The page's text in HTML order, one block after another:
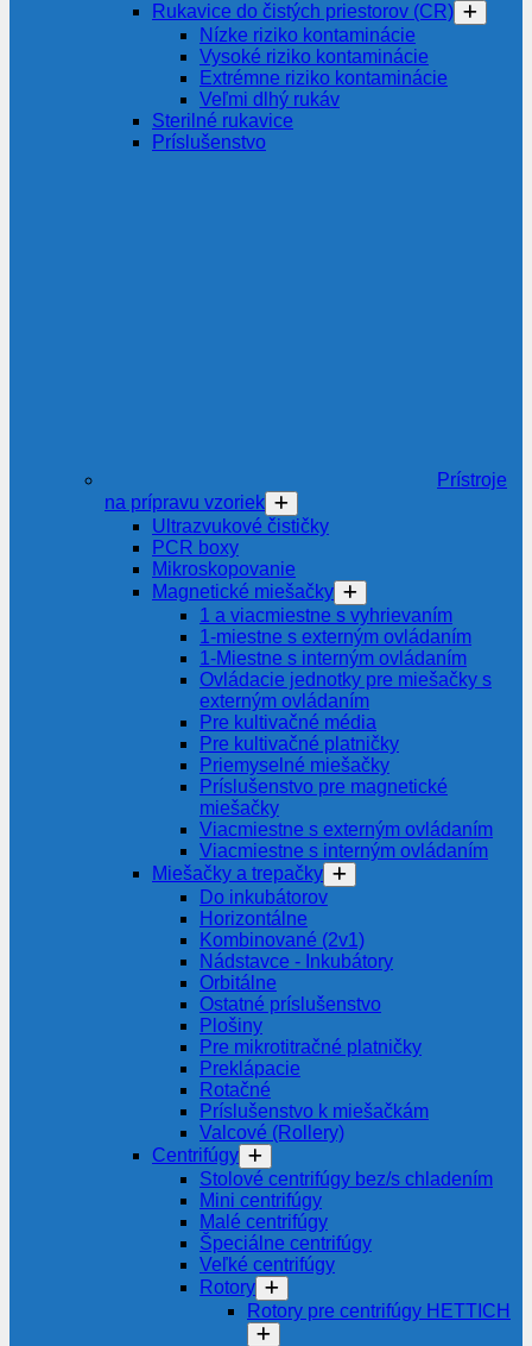
Rukavice do čistých priestorov (CR)
Nízke riziko kontaminácie
Vysoké riziko kontaminácie
Extrémne riziko kontaminácie
Veľmi dlhý rukáv
Sterilné rukavice
Príslušenstvo
Prístroje
na prípravu vzoriek
Ultrazvukové čističky
PCR boxy
Mikroskopovanie
Magnetické miešačky
1 a viacmiestne s vyhrievaním
1-miestne s externým ovládaním
1-Miestne s interným ovládaním
Ovládacie jednotky pre miešačky s
externým ovládaním
Pre kultivačné média
Pre kultivačné platničky
Priemyselné miešačky
Príslušenstvo pre magnetické
miešačky
Viacmiestne s externým ovládaním
Viacmiestne s interným ovládaním
Miešačky a trepačky
Do inkubátorov
Horizontálne
Kombinované (2v1)
Nádstavce - Inkubátory
Orbitálne
Ostatné príslušenstvo
Plošiny
Pre mikrotitračné platničky
Preklápacie
Rotačné
Príslušenstvo k miešačkám
Valcové (Rollery)
Centrifúgy
Stolové centrifúgy bez/s chladením
Mini centrifúgy
Malé centrifúgy
Špeciálne centrifúgy
Veľké centrifúgy
Rotory
Rotory pre centrifúgy HETTICH